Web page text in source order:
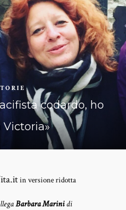
codardo, ho
in versione ridotta
Barbara Marinidi